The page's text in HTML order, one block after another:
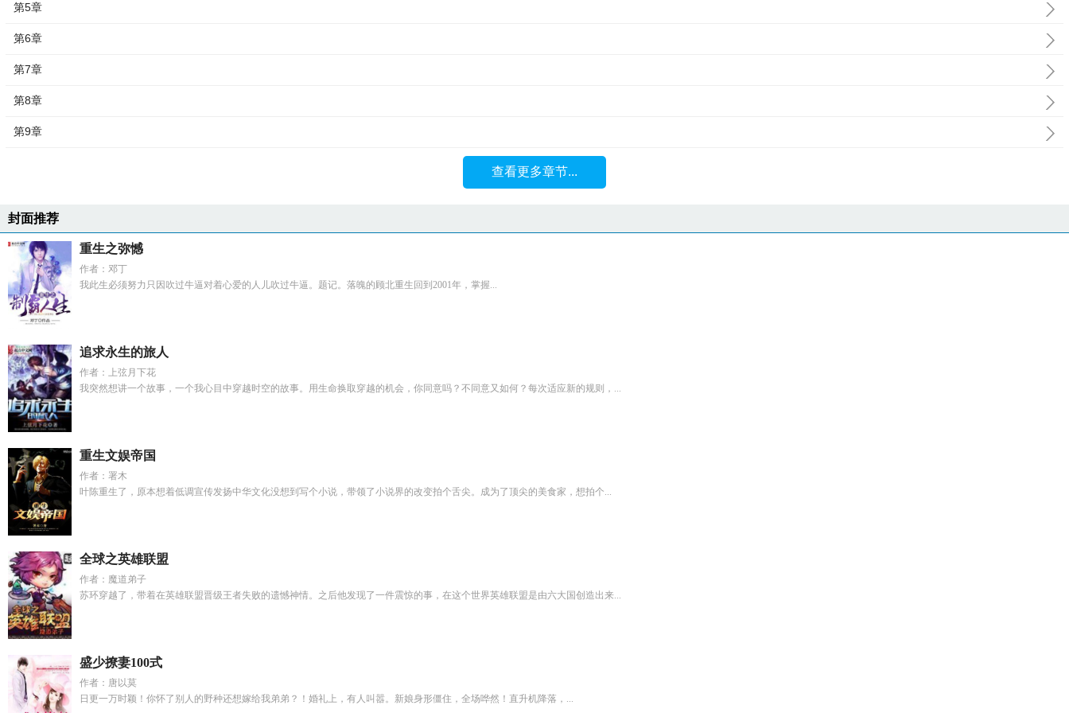
第5章
第6章
第7章
第8章
第9章
查看更多章节...
封面推荐
重生之弥憾
作者：邓丁
我此生必须努力只因吹过牛逼对着心爱的人儿吹过牛逼。题记。落魄的顾北重生回到2001年，掌握...
追求永生的旅人
作者：上弦月下花
我突然想讲一个故事，一个我心目中穿越时空的故事。用生命换取穿越的机会，你同意吗？不同意又如何？每次适应新的规则，...
重生文娱帝国
作者：署木
叶陈重生了，原本想着低调宣传发扬中华文化没想到写个小说，带领了小说界的改变拍个舌尖。成为了顶尖的美食家，想拍个...
全球之英雄联盟
作者：魔道弟子
苏环穿越了，带着在英雄联盟晋级王者失败的遗憾神情。之后他发现了一件震惊的事，在这个世界英雄联盟是由六大国创造出来...
盛少撩妻100式
作者：唐以莫
日更一万时颖！你怀了别人的野种还想嫁给我弟弟？！婚礼上，有人叫嚣。新娘身形僵住，全场哗然！直升机降落，...